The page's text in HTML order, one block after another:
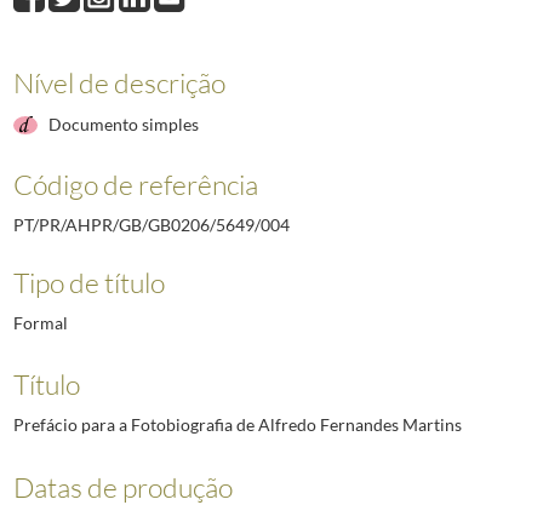
008 Mensagem do Presidente da República para a Sessão Solene
Texto para o catálogo da exposição de Augusto Cid no Museu de
Nível de descrição
Documento simples
Código de referência
PT/PR/AHPR/GB/GB0206/5649/004
Tipo de título
Formal
Título
Prefácio para a Fotobiografia de Alfredo Fernandes Martins
Datas de produção